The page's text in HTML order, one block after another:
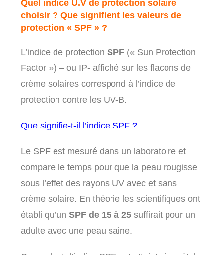
Quel indice U.V de protection solaire
choisir ? Que signifient les valeurs de
protection « SPF » ?
L’indice de protectionSPF (« Sun Protection
Factor ») – ou IP- affiché sur les flacons de
crème solaires correspond à l’indice de
protection contre les UV-B.
Que signifie-t-il l’indice SPF ?
Le SPF est mesuré dans un laboratoire et
compare le temps pour que la peau rougisse
sous l’effet des rayons UV avec et sans
crème solaire. En théorie les scientifiques ont
établi qu’unSPF de 15 à 25 suffirait pour un
adulte avec une peau saine.